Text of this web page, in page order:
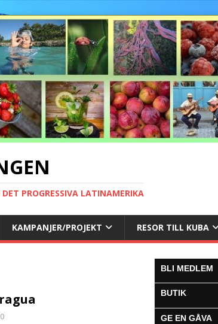
PROGRESSIVA LATINAMERIKA
KAMPANJER/PROJEKT RESOR TILL KUBA
0
BLI MEDLEM
BUTIK
GE EN GÅVA